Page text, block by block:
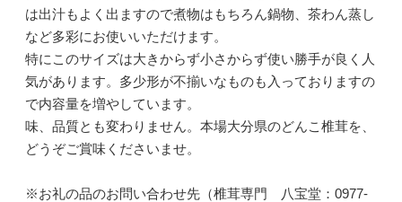
は出汁もよく出ますので煮物はもちろん鍋物、茶わん蒸し
など多彩にお使いいただけます。
特にこのサイズは大きからず小さからず使い勝手が良く人
気があります。多少形が不揃いなものも入っておりますの
で内容量を増やしています。
味、品質とも変わりません。本場大分県のどんこ椎茸を、
どうぞご賞味くださいませ。
※お礼の品のお問い合わせ先（椎茸専門 八宝堂：0977-